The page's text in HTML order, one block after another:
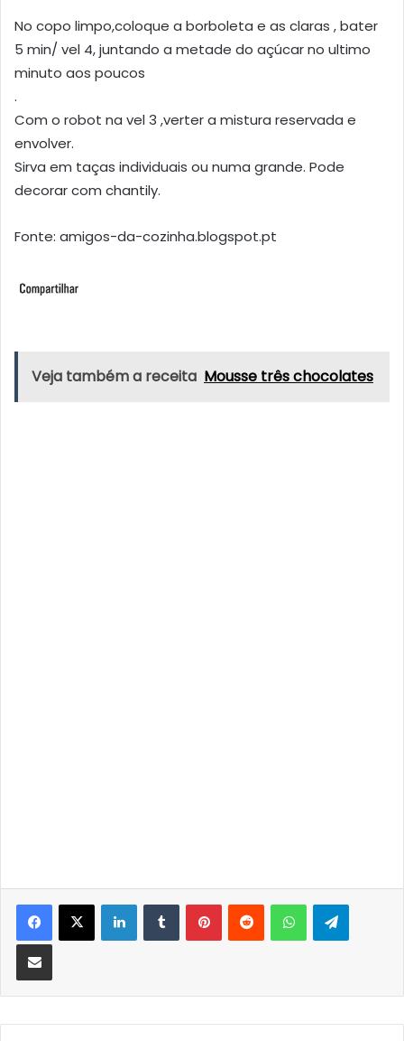
No copo limpo,coloque a borboleta e as claras , bater
5 min/ vel 4, juntando a metade do açúcar no ultimo
minuto aos poucos
.
Com o robot na vel 3 ,verter a mistura reservada e
envolver.
Sirva em taças individuais ou numa grande. Pode
decorar com chantily.
Fonte: amigos-da-cozinha.blogspot.pt
Veja também a receita Mousse três chocolates
LinkedInTumblrPinterestReddit WhatsApp
Partilhar Via Email